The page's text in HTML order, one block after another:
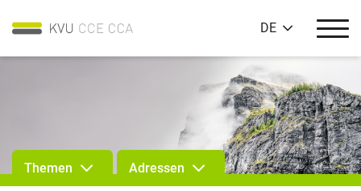
DE
Themen Adressen